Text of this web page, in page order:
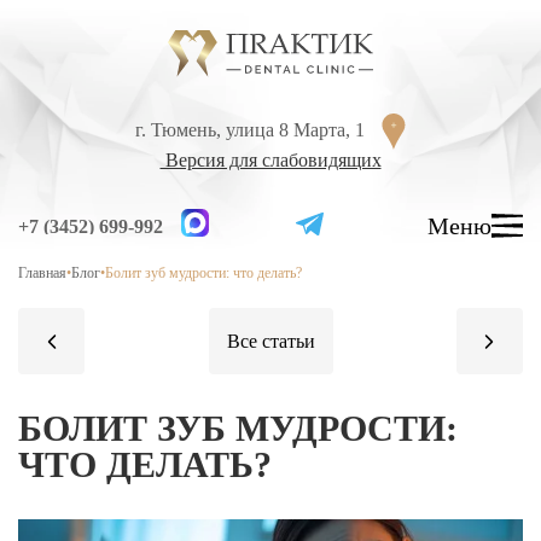
г. Тюмень, улица 8 Марта, 1
Версия для слабовидящих
+7 (3452) 699-992 Меню
Главная•Блог•Болит зуб мудрости: что делать?
г. Тюмень, улица 8 Марта, 1
Версия для слабовидящих
+7 (3452) 699-992 Меню
УСЛУГИ
Лечение кариеса
БОЛИТ ЗУБ МУДРОСТИ:
ЧТО ДЕЛАТЬ?